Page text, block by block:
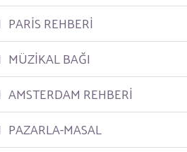
PARİS REHBERİ
MÜZİKAL BAĞI
AMSTERDAM REHBERİ
PAZARLA-MASAL